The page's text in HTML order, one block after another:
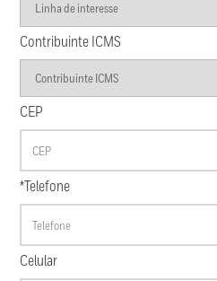
Contribuinte ICMS
CEP
*Telefone
Celular